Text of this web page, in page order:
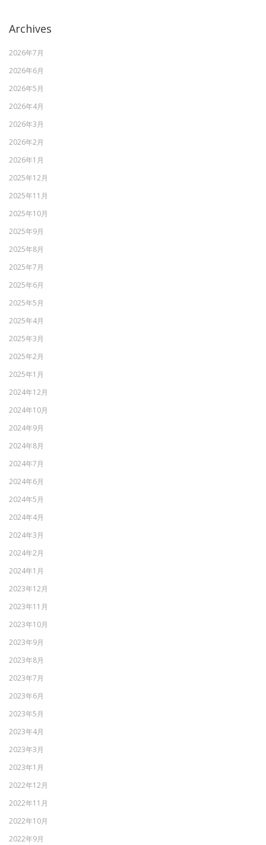
Archives
2026年7月
2026年6月
2026年5月
2026年4月
2026年3月
2026年2月
2026年1月
2025年12月
2025年11月
2025年10月
2025年9月
2025年8月
2025年7月
2025年6月
2025年5月
2025年4月
2025年3月
2025年2月
2025年1月
2024年12月
2024年10月
2024年9月
2024年8月
2024年7月
2024年6月
2024年5月
2024年4月
2024年3月
2024年2月
2024年1月
2023年12月
2023年11月
2023年10月
2023年9月
2023年8月
2023年7月
2023年6月
2023年5月
2023年4月
2023年3月
2023年1月
2022年12月
2022年11月
2022年10月
2022年9月